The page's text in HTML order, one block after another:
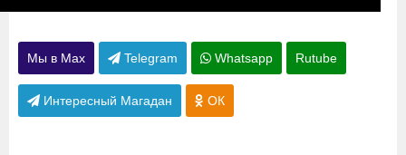
Мы в Max Telegram Whatsapp Rutube
Интересный Магадан ОК